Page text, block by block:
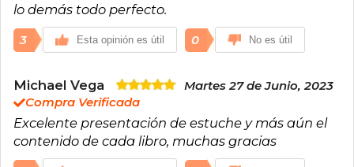
lo demás todo perfecto.
3 Esta opinión es útil 0 No es útil
Michael Vega
Martes 27 de Junio, 2023
Compra Verificada
Excelente presentación de estuche y más aún el
contenido de cada libro, muchas gracias